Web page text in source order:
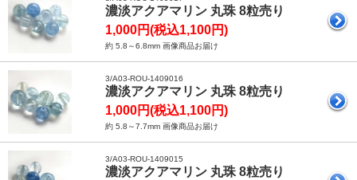
濃淡アクアマリン 丸珠 8粒売り
1,000円(税込1,100円)
約 5.8～6.8mm 画像商品お届け
3/A03-ROU-1409016
濃淡アクアマリン 丸珠 8粒売り
1,000円(税込1,100円)
約 5.8～7.7mm 画像商品お届け
3/A03-ROU-1409015
濃淡アクアマリン 丸珠 8粒売り